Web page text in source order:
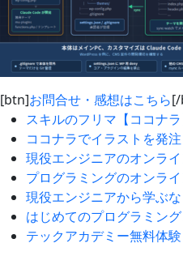
[btn]お問合せ・感想はこちら
スキルのフリマ【ココナラ
ココナラでイラストを発注
現役エンジニアのオンラ
プログラミングのオンラ
現役エンジニアから学ぶ
はじめてのプログラミン
テックアカデミー無料体験